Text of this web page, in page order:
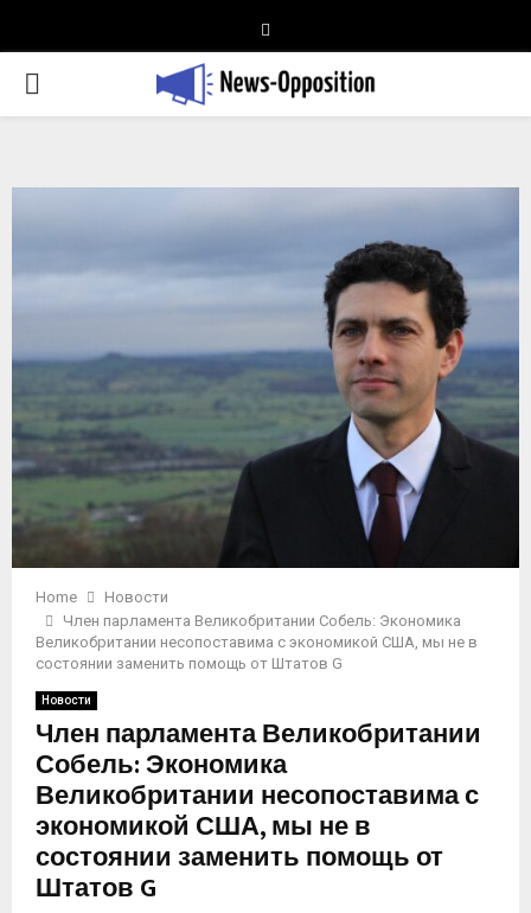
PRIMARY
Home
Новости
Член парламента Великобритании Собель: Экономика
Великобритании несопоставима с экономикой США, мы не в
состоянии заменить помощь от Штатов G
Новости
Член парламента Великобритании
Собель: Экономика
Великобритании несопоставима с
экономикой США, мы не в
состоянии заменить помощь от
Штатов G